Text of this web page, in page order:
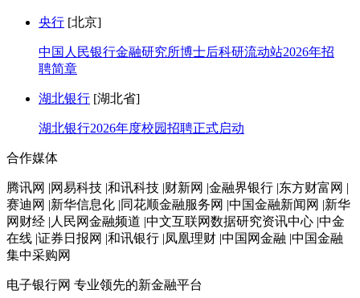
央行 [北京]
中国人民银行金融研究所博士后科研流动站2026年招
聘简章
湖北银行 [湖北省]
湖北银行2026年度校园招聘正式启动
合作媒体
腾讯网 |网易科技 |和讯科技 |财新网 |金融界银行 |东方财富网 |
赛迪网 |新华信息化 |同花顺金融服务网 |中国金融新闻网 |新华
网财经 |人民网金融频道 |中文互联网数据研究资讯中心 |中金
在线 |证券日报网 |和讯银行 |凤凰理财 |中国网金融 |中国金融
集中采购网
电子银行网 专业领先的新金融平台